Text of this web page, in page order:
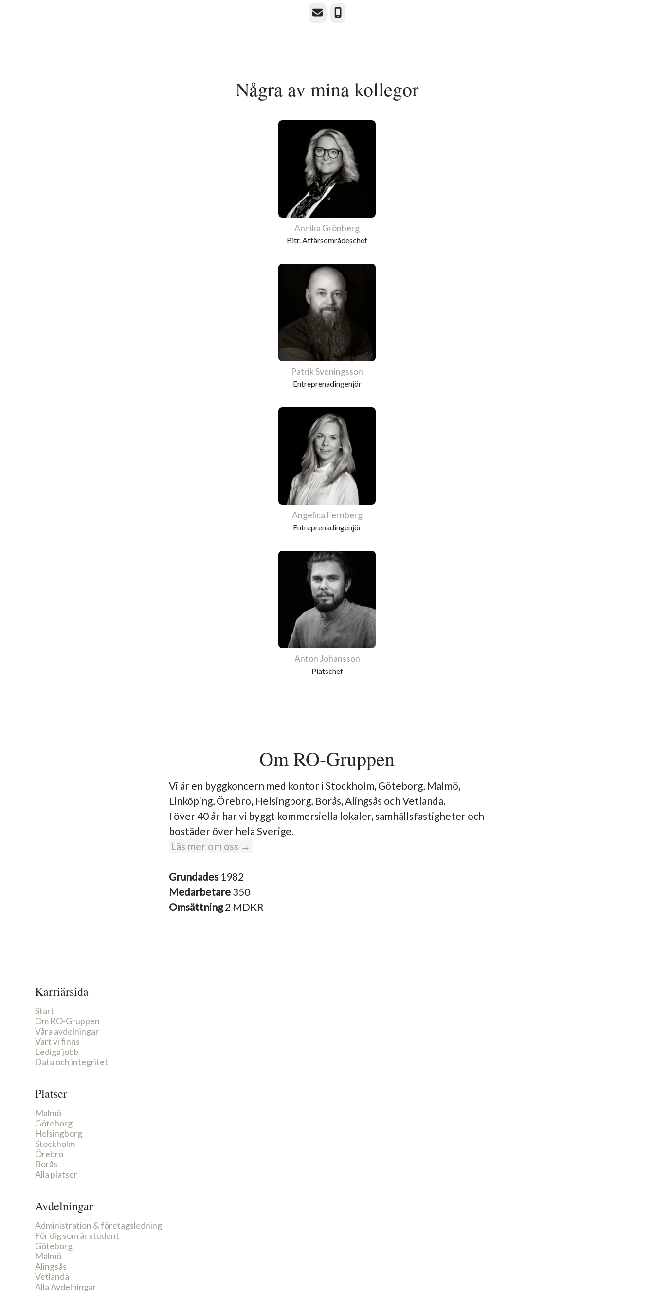
E-post Telefon
Några av mina kollegor
Annika Grönberg
Bitr. Affärsområdeschef
Patrik Sveningsson
Entreprenadingenjör
Angelica Fernberg
Entreprenadingenjör
Anton Johansson
Platschef
Om RO-Gruppen
Vi är en byggkoncern med kontor i Stockholm, Göteborg, Malmö,
Linköping, Örebro, Helsingborg, Borås, Alingsås och Vetlanda.
I över 40 år har vi byggt kommersiella lokaler, samhällsfastigheter och
bostäder över hela Sverige.
Läs mer om oss →
Grundades 1982
Medarbetare 350
Omsättning2 MDKR
Karriärsida
Start
Om RO-Gruppen
Våra avdelningar
Vart vi finns
Lediga jobb
Data och integritet
Platser
Malmö
Göteborg
Helsingborg
Stockholm
Örebro
Borås
Alla platser
Avdelningar
Administration & företagsledning
För dig som är student
Göteborg
Malmö
Alingsås
Vetlanda
Alla Avdelningar